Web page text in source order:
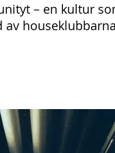
– en kultur